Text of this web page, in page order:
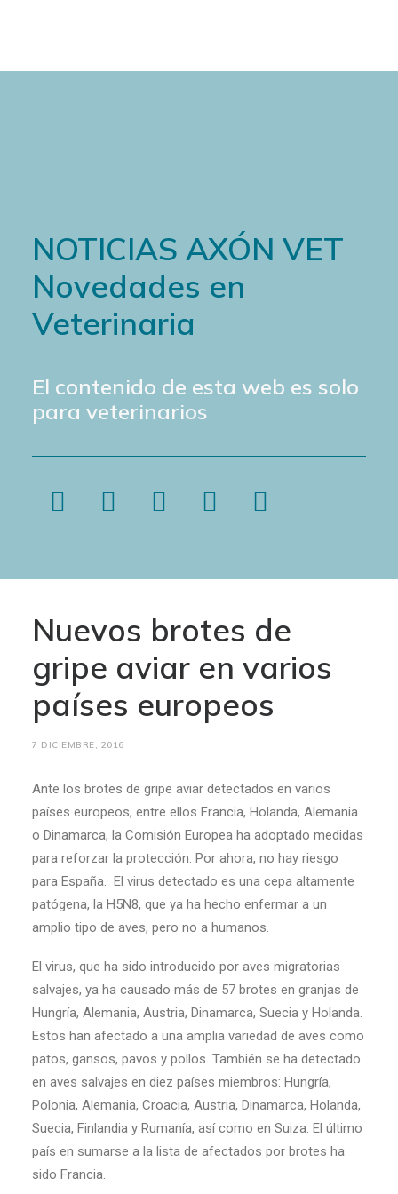
NOTICIAS AXÓN VET
Novedades en
Veterinaria
El contenido de esta web es solo
para veterinarios
Nuevos brotes de
gripe aviar en varios
países europeos
7 DICIEMBRE, 2016
Ante los brotes de gripe aviar detectados en varios
países europeos, entre ellos Francia, Holanda, Alemania
o Dinamarca, la Comisión Europea ha adoptado medidas
para reforzar la protección. Por ahora, no hay riesgo
para España. El virus detectado es una cepa altamente
patógena, la H5N8, que ya ha hecho enfermar a un
amplio tipo de aves, pero no a humanos.
El virus, que ha sido introducido por aves migratorias
salvajes, ya ha causado más de 57 brotes en granjas de
Hungría, Alemania, Austria, Dinamarca, Suecia y Holanda.
Estos han afectado a una amplia variedad de aves como
patos, gansos, pavos y pollos. También se ha detectado
en aves salvajes en diez países miembros: Hungría,
Polonia, Alemania, Croacia, Austria, Dinamarca, Holanda,
Suecia, Finlandia y Rumanía, así como en Suiza. El último
país en sumarse a la lista de afectados por brotes ha
sido Francia.